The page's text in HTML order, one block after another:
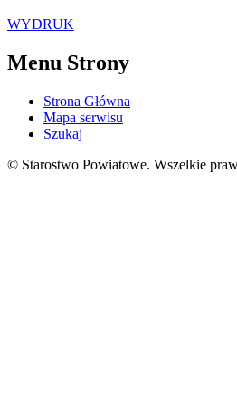
WYDRUK
Menu Strony
Strona Główna
Mapa serwisu
Szukaj
© Starostwo Powiatowe. Wszelkie